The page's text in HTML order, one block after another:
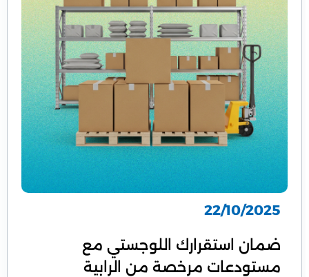
22/10/2025
ضمان استقرارك اللوجستي مع
مستودعات مرخصة من الرابية